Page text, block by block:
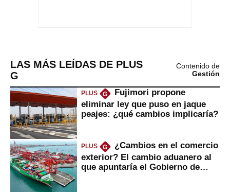
LAS MÁS LEÍDAS DE PLUS
G
Contenido de
Gestión
PLUS G
Fujimori propone
eliminar ley que puso en jaque
peajes: ¿qué cambios implicaría?
PLUS G
¿Cambios en el comercio
exterior? El cambio aduanero al
que apuntaría el Gobierno de